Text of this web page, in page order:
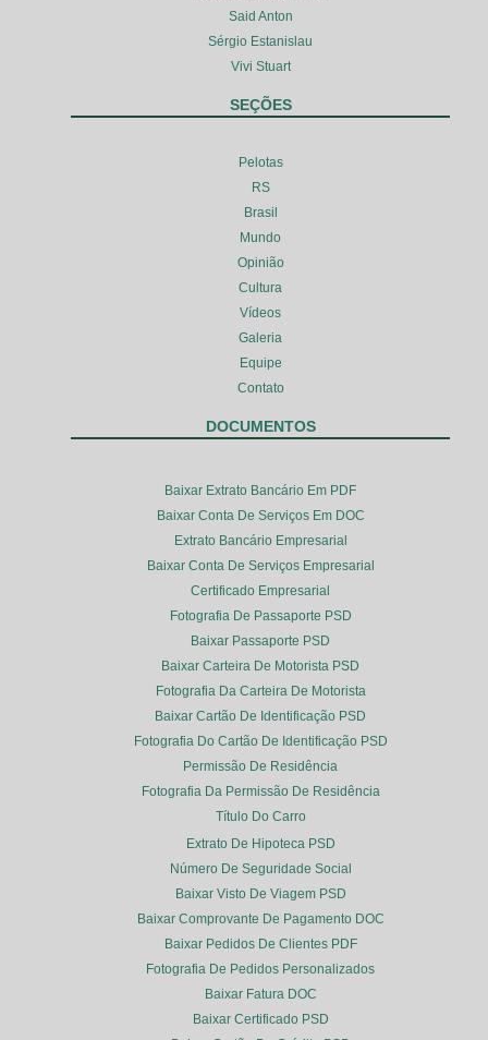
Said Anton
Sérgio Estanislau
Vivi Stuart
SEÇÕES
Pelotas
RS
Brasil
Mundo
Opinião
Cultura
Vídeos
Galeria
Equipe
Contato
DOCUMENTOS
Baixar Extrato Bancário Em PDF
Baixar Conta De Serviços Em DOC
Extrato Bancário Empresarial
Baixar Conta De Serviços Empresarial
Certificado Empresarial
Fotografia De Passaporte PSD
Baixar Passaporte PSD
Baixar Carteira De Motorista PSD
Fotografia Da Carteira De Motorista
Baixar Cartão De Identificação PSD
Fotografia Do Cartão De Identificação PSD
Permissão De Residência
Fotografia Da Permissão De Residência
Título Do Carro
Extrato De Hipoteca PSD
Número De Seguridade Social
Baixar Visto De Viagem PSD
Baixar Comprovante De Pagamento DOC
Baixar Pedidos De Clientes PDF
Fotografia De Pedidos Personalizados
Baixar Fatura DOC
Baixar Certificado PSD